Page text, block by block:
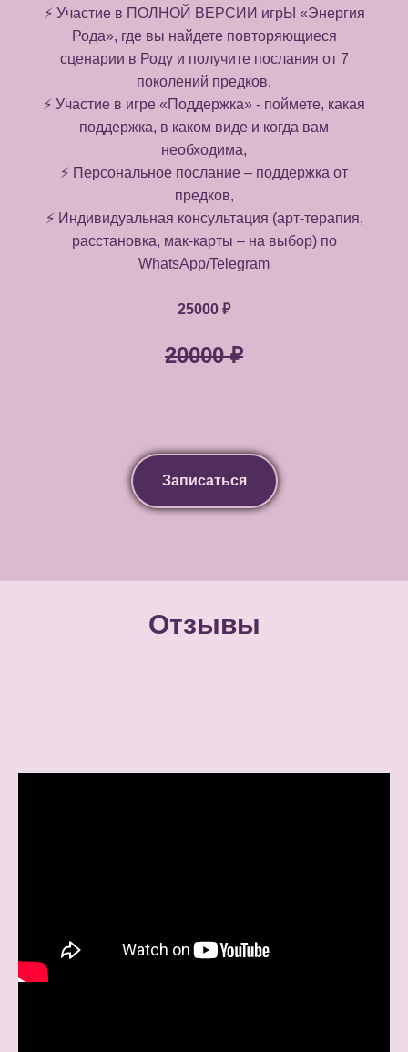
⚡️ Участие в ПОЛНОЙ ВЕРСИИ игрЫ «Энергия
Рода», где вы найдете повторяющиеся
сценарии в Роду и получите послания от 7
поколений предков,
⚡️ Участие в игре «Поддержка» - поймете, какая
поддержка, в каком виде и когда вам
необходима,
⚡️ Персональное послание – поддержка от
предков,
⚡️ Индивидуальная консультация (арт-терапия,
расстановка, мак-карты – на выбор) по
WhatsApp/Telegram
25000 ₽
20000 ₽
Записаться
Отзывы